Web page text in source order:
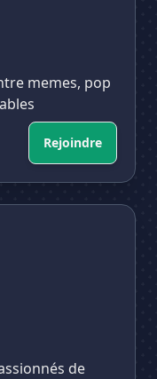
memes, pop
Rejoindre
de